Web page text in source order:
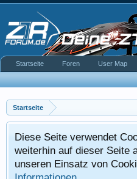
Startseite
Diese Seite verwendet
weiterhin auf dieser Seite
unseren Einsatz von
Startseite Foren User Map